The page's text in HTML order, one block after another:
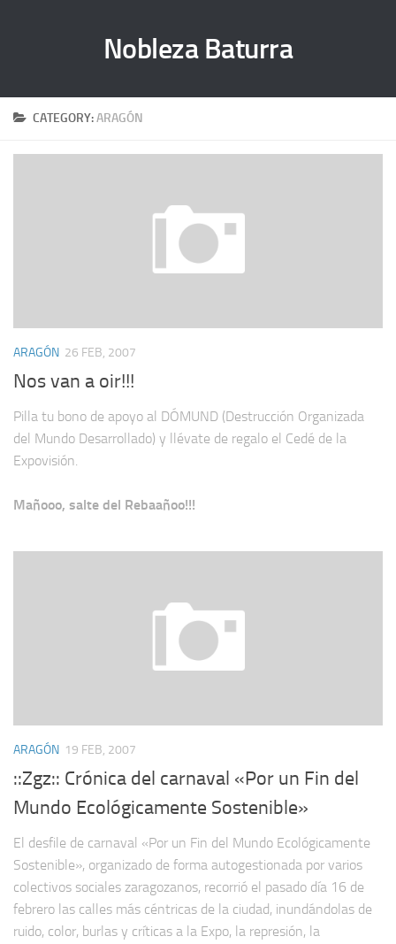
Nobleza Baturra
CATEGORY:ARAGÓN
ARAGÓN 26 FEB, 2007
Nos van a oir!!!
Pilla tu bono de apoyo al DÓMUND (Destrucción Organizada
del Mundo Desarrollado) y llévate de regalo el Cedé de la
Expovisión.
Mañooo, salte del Rebaañoo!!!
ARAGÓN 19 FEB, 2007
::Zgz:: Crónica del carnaval «Por un Fin del
Mundo Ecológicamente Sostenible»
El desfile de carnaval «Por un Fin del Mundo Ecológicamente
Sostenible», organizado de forma autogestionada por varios
colectivos sociales zaragozanos, recorrió el pasado día 16 de
febrero las calles más céntricas de la ciudad, inundándolas de
ruido, color, burlas y críticas a la Expo, la represión, la